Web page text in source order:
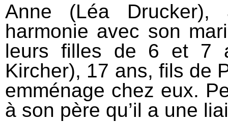
Anne (Léa Drucker),
harmonie avec son
leurs filles de 6 et 7
Kircher), 17 ans, fils de
emménage chez eux.
à son père qu’il a une